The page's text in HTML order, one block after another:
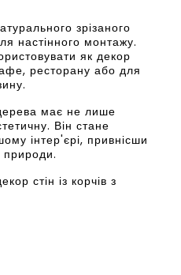
зрізаного
настінного монтажу.
як декор
ресторану або для
має не лише
Він стане
інтер'єрі, привнісши
природи.
стін із корчів з